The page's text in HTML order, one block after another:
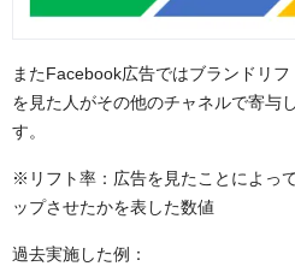
またFacebook広告ではブランドリ
を見た人がその他のチャネルで寄与
す。
※リフト率：広告を見たことによっ
ップさせたかを表した数値
過去実施した例：